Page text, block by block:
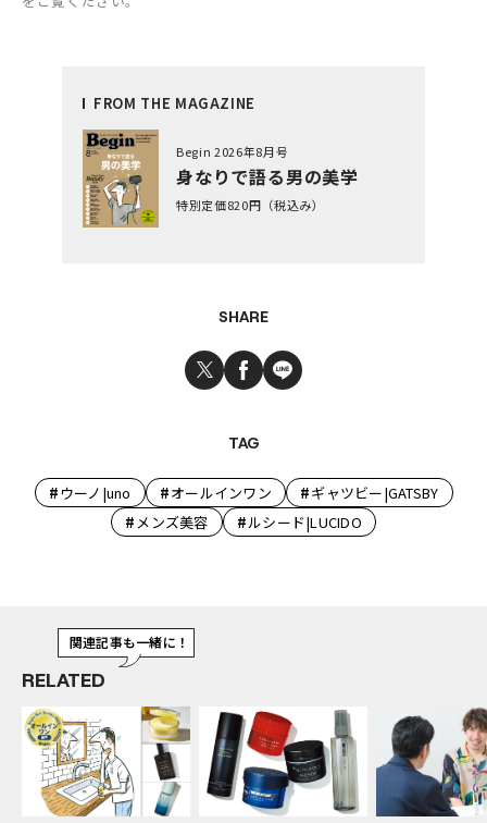
FROM THE MAGAZINE
Begin 2026年8月号
身なりで語る男の美学
特別定価820円（税込み）
SHARE
TAG
# ウーノ|uno #オールインワン #ギャツビー|GATSBY
#メンズ美容 #ルシード|LUCIDO
RELATED
関連記事も一緒に！